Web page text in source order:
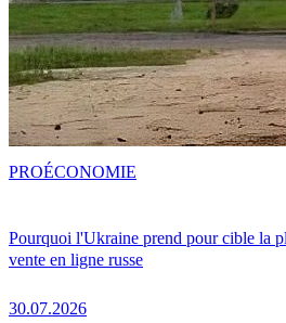
Pourquoi l'Ukraine prend pour cible la
vente en ligne russe
30.07.2026
PROÉCONOMIE